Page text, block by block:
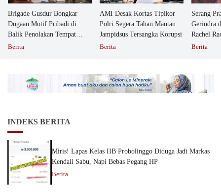
Brigade Gusdur Bongkar
Dugaan Motif Pribadi di
Balik Penolakan Tempat
Ibadah GKJW Bangil
Berita
AMI Desak Kortas Tipikor
Polri Segera Tahan Mantan
Jampidsus Tersangka Korupsi
Berita
Serang
Gerindra
Rachel
Berita
INDEKS BERITA
Miris! Lapas Kelas IIB Probolinggo Diduga Jadi Markas
Kendali Sabu, Napi Bebas Pegang HP
Berita